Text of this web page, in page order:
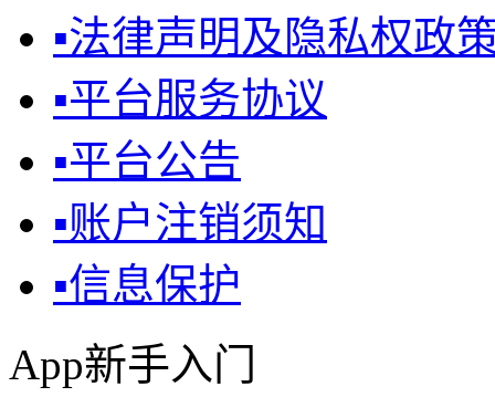
▪法律声明及隐私权政
▪平台服务协议
▪平台公告
▪账户注销须知
▪信息保护
App新手入门